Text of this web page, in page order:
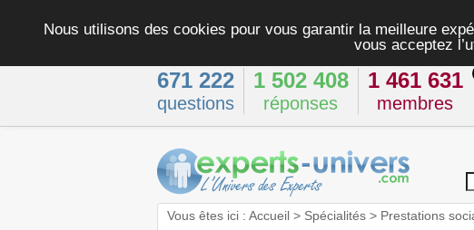
Nous utilisons des cookies pour vous garantir la meilleure
vous acceptez
671 222
questions
1 502 408
réponses
1 461 631
membres
Vous êtes ici : Accueil> Spécialités> Prestations